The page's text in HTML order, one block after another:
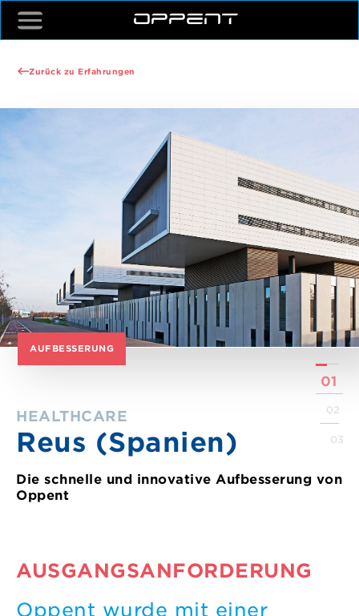
Zurück zu Erfahrungen
AUFBESSERUNG
01
02
03
HEALTHCARE
Reus (Spanien)
Die schnelle und innovative Aufbesserung von
Oppent
AUSGANGSANFORDERUNG
Oppent wurde mit einer